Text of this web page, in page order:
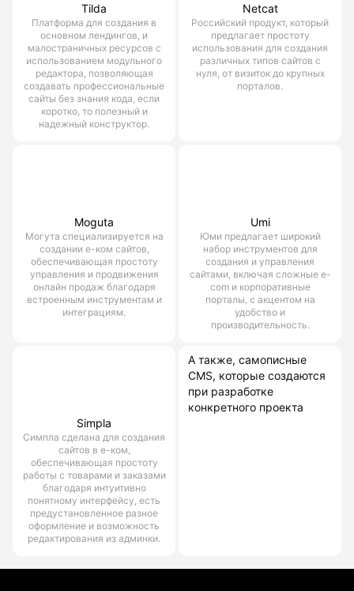
Tilda
Платформа для создания в
основном лендингов, и
малостраничных ресурсов с
использованием модульного
редактора, позволяющая
создавать профессиональные
сайты без знания кода, если
коротко, то полезный и
надежный конструктор.
Netcat
Российский продукт, который
предлагает простоту
использования для создания
различных типов сайтов с
нуля, от визиток до крупных
порталов.
Moguta
Могута специализируется на
создании е-ком сайтов,
обеспечивающая простоту
управления и продвижения
онлайн продаж благодаря
встроенным инструментам и
интеграциям.
Umi
Юми предлагает широкий
набор инструментов для
создания и управления
сайтами, включая сложные e-
com и корпоративные
порталы, с акцентом на
удобство и
производительность.
Simpla
Симпла сделана для создания
сайтов в е-ком,
обеспечивающая простоту
работы с товарами и заказами
благодаря интуитивно
понятному интерфейсу, есть
предустановленное разное
оформление и возможность
редактирования из админки.
А также, самописные
CMS, которые создаются
при разработке
конкретного проекта